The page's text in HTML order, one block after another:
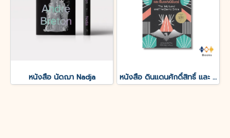
หนังสือ นัดฌา Nadja หนังสือ ดินแดนศักดิ์สิทธิ์ และ ยิ้มแห่งนิรันดร์